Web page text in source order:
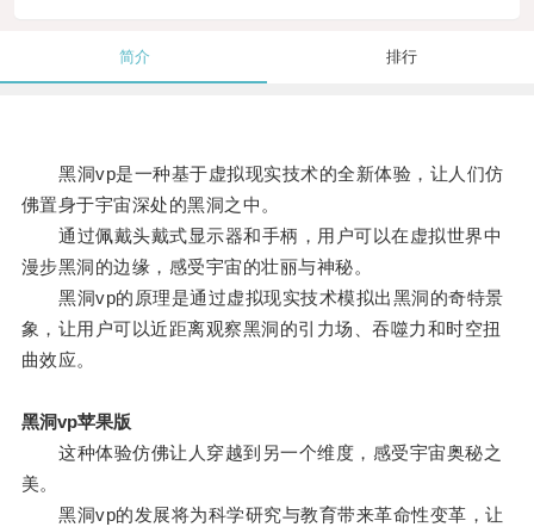
简介 排行
黑洞vp是一种基于虚拟现实技术的全新体验，让人们仿
佛置身于宇宙深处的黑洞之中。
通过佩戴头戴式显示器和手柄，用户可以在虚拟世界中
漫步黑洞的边缘，感受宇宙的壮丽与神秘。
黑洞vp的原理是通过虚拟现实技术模拟出黑洞的奇特景
象，让用户可以近距离观察黑洞的引力场、吞噬力和时空扭
曲效应。
黑洞vp苹果版
这种体验仿佛让人穿越到另一个维度，感受宇宙奥秘之
美。
黑洞vp的发展将为科学研究与教育带来革命性变革，让